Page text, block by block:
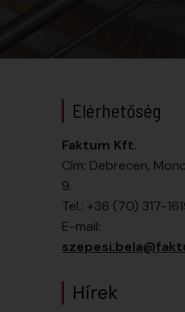
Elérhetőség
Faktum Kft.
Cím: Debrecen,
9.
Tel.: +36 (70) 317-
E-mail:
Hírek